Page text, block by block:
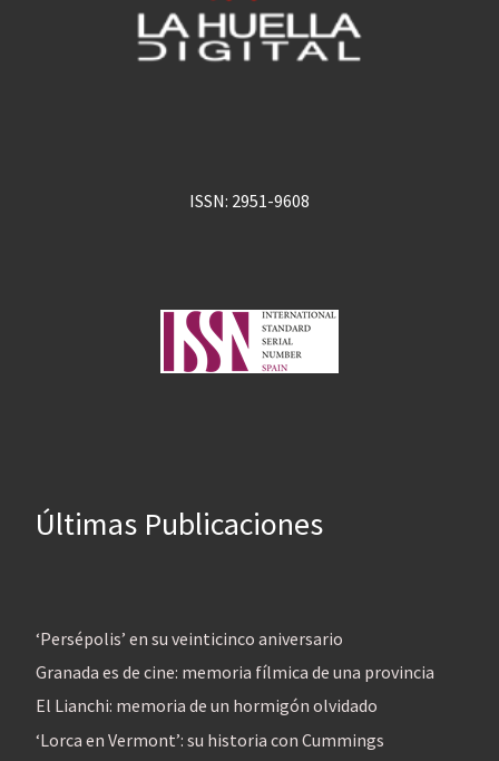
ISSN: 2951-9608
Últimas Publicaciones
‘Persépolis’ en su veinticinco aniversario
Granada es de cine: memoria fílmica de una provincia
El Lianchi: memoria de un hormigón olvidado
‘Lorca en Vermont’: su historia con Cummings